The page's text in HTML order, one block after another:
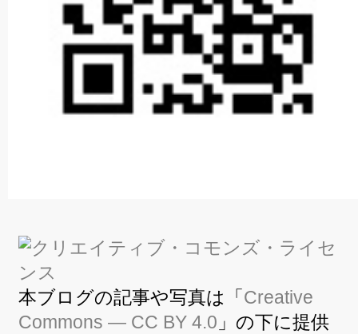
本ブログの記事や写真は「 Creative
Commons — CC BY 4.0 」の下に提供